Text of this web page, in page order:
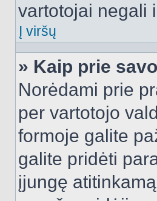
vartotojai negali
Į viršų
» Kaip prie
Norėdami prie
per vartotojo
formoje galite
galite pridėti
įjungę